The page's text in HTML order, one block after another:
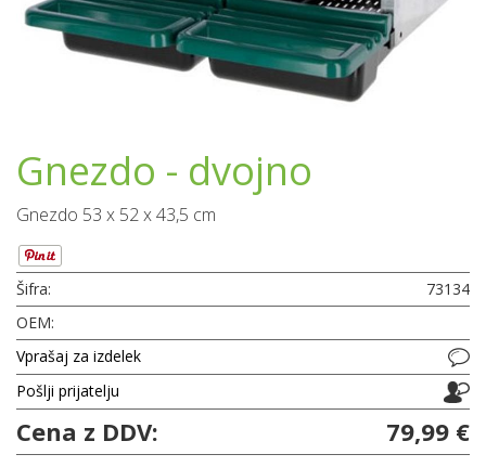
Gnezdo - dvojno
Gnezdo 53 x 52 x 43,5 cm
Šifra:
73134
OEM:
Vprašaj za izdelek
Pošlji prijatelju
Cena z DDV: 79,99 €